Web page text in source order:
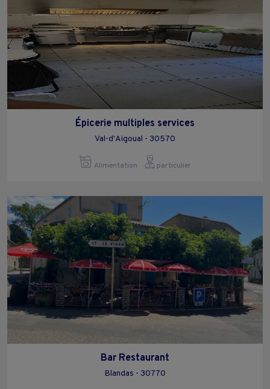
Épicerie multiples services
Val-d'Aigoual - 30570
Alimentation particulier
Bar Restaurant
Blandas - 30770